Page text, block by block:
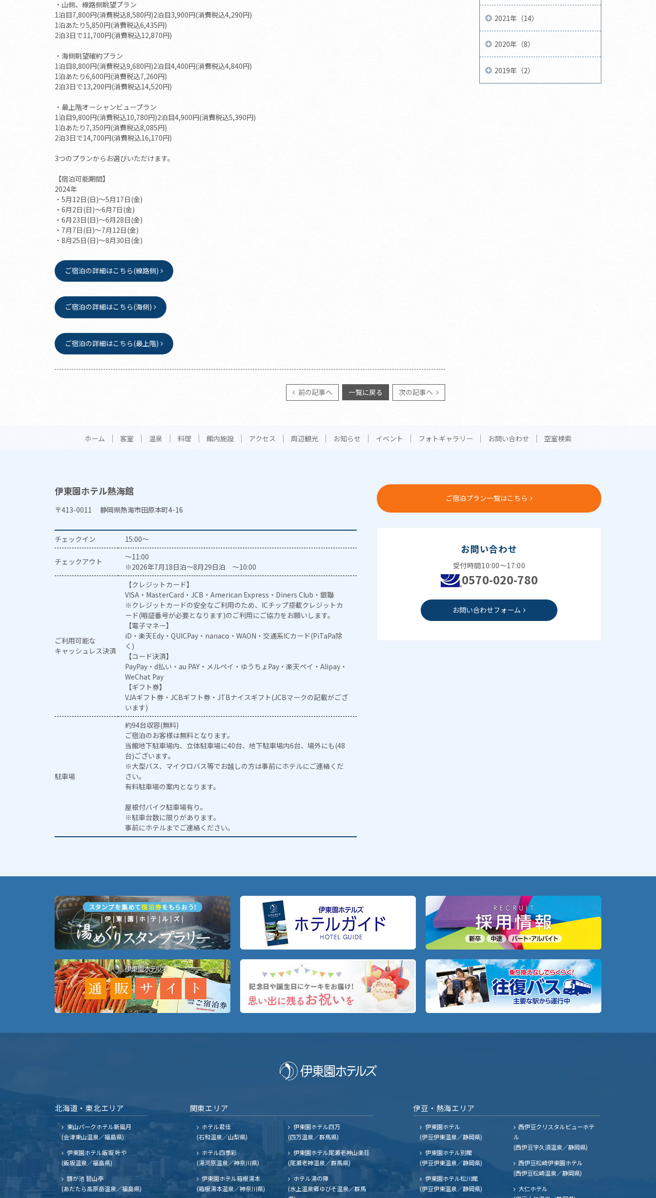
・山側、線路側眺望プラン
1泊目7,800円(消費税込8,580円)2泊目3,900円(消費税込4,290円)
1泊あたり5,850円(消費税込6,435円)
2泊3日で11,700円(消費税込12,870円)
・海側眺望確約プラン
1泊目8,800円(消費税込9,680円)2泊目4,400円(消費税込4,840円)
1泊あたり6,600円(消費税込7,260円)
2泊3日で13,200円(消費税込14,520円)
・最上階オーシャンビュープラン
1泊目9,800円(消費税込10,780円)2泊目4,900円(消費税込5,390円)
1泊あたり7,350円(消費税込8,085円)
2泊3日で14,700円(消費税込16,170円)
3つのプランからお選びいただけます。
【宿泊可能期間】
2024年
・5月12日(日)～5月17日(金)
・6月2日(日)～6月7日(金)
・6月23日(日)～6月28日(金)
・7月7日(日)～7月12日(金)
・8月25日(日)～8月30日(金)
ご宿泊の詳細はこちら(線路側)
ご宿泊の詳細はこちら(海側)
ご宿泊の詳細はこちら(最上階)
前の記事へ 一覧に戻る 次の記事へ
2021年（14）
2020年（8）
2019年（2）
ホーム 客室 温泉 料理 館内施設 アクセス 周辺観光 お知らせ イベント フォトギャラリー お問い合わせ 空室検索
伊東園ホテル熱海館
〒413-0011 静岡県熱海市田原本町4-16
チェックイン 15:00～
チェックアウト
～11:00
※2026年7月18日泊～8月29日泊 ～10:00
ご利用可能な
キャッシュレス決済
【クレジットカード】
VISA・MasterCard・JCB・American Express・Diners Club・銀聯
※クレジットカードの安全なご利用のため、ICチップ搭載クレジットカ
ード(暗証番号が必要となります)のご利用にご協力をお願いします。
【電子マネー】
iD・楽天Edy・QUICPay・nanaco・WAON・交通系ICカード(PiTaPa除
く)
【コード決済】
PayPay・d払い・au PAY・メルペイ・ゆうちょPay・楽天ペイ・Alipay・
WeChat Pay
【ギフト券】
VJAギフト券・JCBギフト券・JTBナイスギフト(JCBマークの記載がござ
います)
駐車場
約94台収容(無料)
ご宿泊のお客様は無料となります。
当館地下駐車場内、立体駐車場に40台、地下駐車場内6台、場外にも(48
台)ございます。
※大型バス、マイクロバス等でお越しの方は事前にホテルにご連絡くだ
さい。
有料駐車場の案内となります。
屋根付バイク駐車場有り。
※駐車台数に限りがあります。
事前にホテルまでご連絡ください。
ご宿泊プラン一覧はこちら
お問い合わせ
受付時間10:00～17:00
0570-020-780
お問い合わせフォーム
北海道・東北エリア
東山パークホテル新風月
(会津東山温泉／福島県)
伊東園ホテル飯坂 叶や
(飯坂温泉／福島県)
鏡が池 碧山亭
(あだたら高原岳温泉／福島県)
関東エリア
ホテル君佳
(石和温泉／山梨県)
ホテル四季彩
(湯河原温泉／神奈川県)
伊東園ホテル箱根湯本
(箱根湯本温泉／神奈川県)
伊東園ホテル四万
(四万温泉／群馬県)
伊東園ホテル尾瀬老神山楽荘
(尾瀬老神温泉／群馬県)
ホテル湯の陣
(水上温泉郷ゆびそ温泉／群馬
伊豆・熱海エリア
伊東園ホテル
(伊豆伊東温泉／静岡県)
伊東園ホテル別館
(伊豆伊東温泉／静岡県)
伊東園ホテル松川館
(伊豆伊東温泉／静岡県)
西伊豆クリスタルビューホテ
ル
(西伊豆宇久須温泉／静岡県)
西伊豆松崎伊東園ホテル
(西伊豆松崎温泉／静岡県)
大仁ホテル